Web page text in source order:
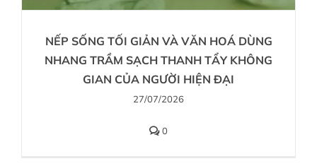
NẾP SỐNG TỐI GIẢN VÀ VĂN HOÁ DÙNG
NHANG TRẦM SẠCH THANH TẨY KHÔNG
GIAN CỦA NGƯỜI HIỆN ĐẠI
27/07/2026
0